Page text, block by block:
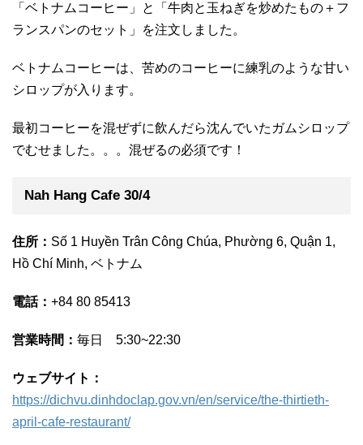
「ベトナムコーヒー」と「牛肉と玉ねぎを炒めたもの＋フ
ランスパンのセット」を注文しました。
ベトナムコーヒーは、苦めのコーヒーに練乳のような甘い
シロップが入ります。
最初コーヒーを混ぜずに飲んだら沈んでいたガムシロップ
でむせました。。。混ぜるの必須です！
Nah Hang Cafe 30/4
住所： Số 1 Huyền Trân Công Chúa, Phường 6, Quận 1,
Hồ Chí Minh, ベトナム
電話： +84 80 85413
営業時間： 毎日 5:30~22:30
ウェブサイト：
https://dichvu.dinhdoclap.gov.vn/en/service/the-thirtieth-
april-cafe-restaurant/